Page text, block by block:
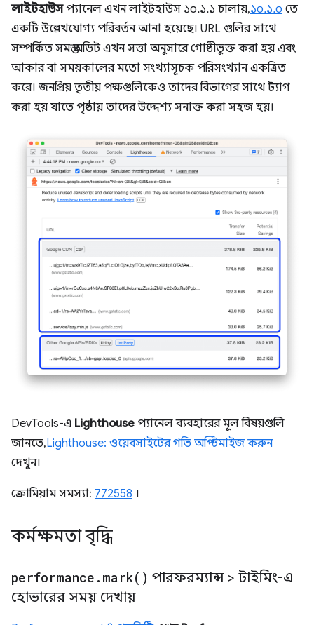
লাইটহাউসপ্যানেল এখন লাইটহাউস ১০.১.১ চালায়,১০.১.০ তে
একটি উল্লেখযোগ্য পরিবর্তন আনা হয়েছে। URL গুলির সাথে
সম্পর্কিত সমস্ত অডিট এখন সত্তা অনুসারে গোষ্ঠীভুক্ত করা হয় এবং
আকার বা সময়কালের মতো সংখ্যাসূচক পরিসংখ্যান একত্রিত
করে। জনপ্রিয় তৃতীয় পক্ষগুলিকেও তাদের বিভাগের সাথে ট্যাগ
করা হয় যাতে পৃষ্ঠায় তাদের উদ্দেশ্য সনাক্ত করা সহজ হয়।
DevTools-এ Lighthouse প্যানেল ব্যবহারের মূল বিষয়গুলি
জানতে,Lighthouse: ওয়েবসাইটের গতি অপ্টিমাইজ করুন
দেখুন।
ক্রোমিয়াম সমস্যা: 772558 ।
কর্মক্ষমতা বৃদ্ধি
performance . mark( ) পারফরম্যান্স > টাইমিং-এ
হোভারের সময় দেখায়